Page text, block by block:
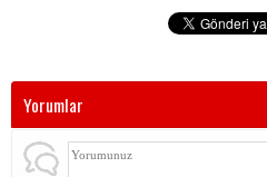
Yorumlar